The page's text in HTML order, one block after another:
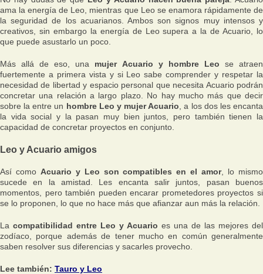
ama la energía de Leo, mientras que Leo se enamora rápidamente de
la seguridad de los acuarianos. Ambos son signos muy intensos y
creativos, sin embargo la energía de Leo supera a la de Acuario, lo
que puede asustarlo un poco.
Más allá de eso, una mujer Acuario y hombre Leo se atraen
fuertemente a primera vista y si Leo sabe comprender y respetar la
necesidad de libertad y espacio personal que necesita Acuario podrán
concretar una relación a largo plazo. No hay mucho más que decir
sobre la entre un hombre Leo y mujer Acuario , a los dos les encanta
la vida social y la pasan muy bien juntos, pero también tienen la
capacidad de concretar proyectos en conjunto.
Leo y Acuario amigos
Así como Acuario y Leo son compatibles en el amor, lo mismo
sucede en la amistad. Les encanta salir juntos, pasan buenos
momentos, pero también pueden encarar prometedores proyectos si
se lo proponen, lo que no hace más que afianzar aun más la relación.
La compatibilidad entre Leo y Acuario es una de las mejores del
zodíaco, porque además de tener mucho en común generalmente
saben resolver sus diferencias y sacarles provecho.
Lee también: Tauro y Leo